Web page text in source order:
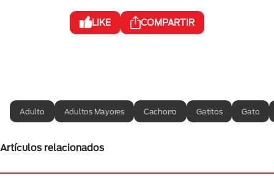
LIKE COMPARTIR
Adulto Adultos Mayores Cachorro Gatitos Gato
Artículos relacionados